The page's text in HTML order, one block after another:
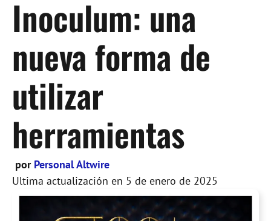
Inoculum: una
nueva forma de
utilizar
herramientas
por Personal Altwire
Ultima actualización en 5 de enero de 2025